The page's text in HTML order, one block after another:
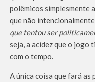
polêmicos simplesmente
que não
que tentou ser
seja, a acidez que o jogo
com o tempo.
A única coisa que fará as